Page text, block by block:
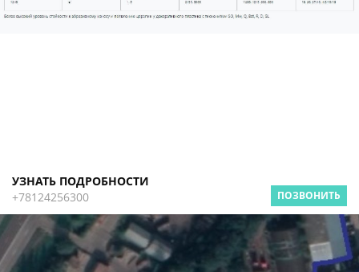
УЗНАТЬ ПОДРОБНОСТИ
+78124256300
ПОЗВОНИТЬ